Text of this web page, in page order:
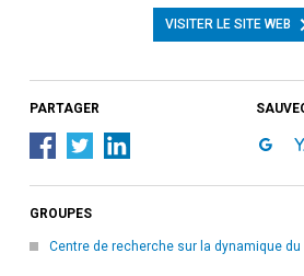
VISITER LE SITE WEB
PARTAGER
GROUPES
Centre de recherche sur la dynamique du